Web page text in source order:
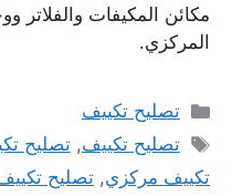
مكائن المكيفات والفلاتر
المركزي.
التصنيفات
تصليح تكييف
الوسوم
تصليح تكييف,تصليح
تكييف مركزي, تصليح